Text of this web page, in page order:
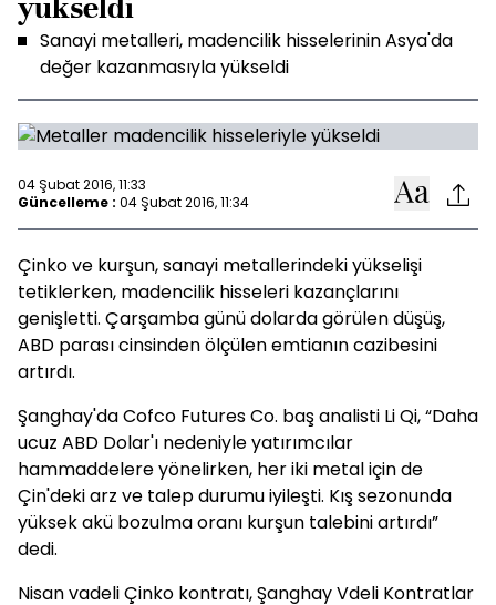
yükseldi
Sanayi metalleri, madencilik hisselerinin Asya'da
değer kazanmasıyla yükseldi
04 Şubat 2016, 11:33
Güncelleme : 04 Şubat 2016, 11:34
Çinko ve kurşun, sanayi metallerindeki yükselişi
tetiklerken, madencilik hisseleri kazançlarını
genişletti. Çarşamba günü dolarda görülen düşüş,
ABD parası cinsinden ölçülen emtianın cazibesini
artırdı.
Şanghay'da Cofco Futures Co. baş analisti Li Qi, “Daha
ucuz ABD Dolar'ı nedeniyle yatırımcılar
hammaddelere yönelirken, her iki metal için de
Çin'deki arz ve talep durumu iyileşti. Kış sezonunda
yüksek akü bozulma oranı kurşun talebini artırdı”
dedi.
Nisan vadeli Çinko kontratı, Şanghay Vdeli Kontratlar